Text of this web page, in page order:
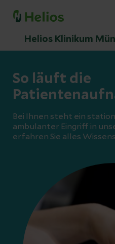
Helios Klinikum
So läuft die
Bei Ihnen steht ein
ambulanter Eingriff in
erfahren Sie alles